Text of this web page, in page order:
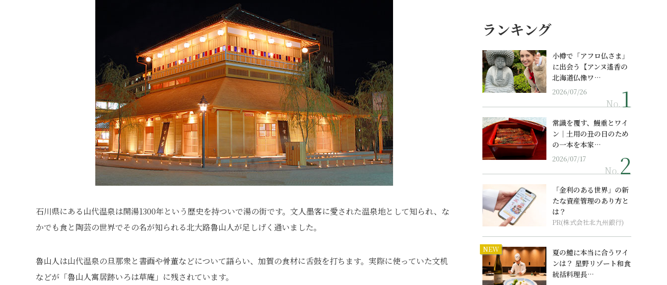
石川県にある山代温泉は開湯1300年という歴史を持ついで湯の街です。文人墨客に愛された温泉地として知られ、な
かでも食と陶芸の世界でその名が知られる北大路魯山人が足しげく通いました。
魯山人は山代温泉の旦那衆と書画や骨董などについて語らい、加賀の食材に舌鼓を打ちます。実際に使っていた文机
などが「魯山人寓居跡いろは草庵」に残されています。
ランキング
小樽で「アフロ仏さま」
に出会う【アンヌ遙香の
北海道仏像ワ…
2026/07/26
No.
常識を覆す、鰻重とワイ
ン｜土用の丑の日のため
の一本を本家…
2026/07/17
No.
「金利のある世界」の新
たな資産管理のあり方と
は？
PR(株式会社北九州銀行)
NEW
夏の鱧に本当に合うワイ
ンは？ 星野リゾート和食
統括料理長…